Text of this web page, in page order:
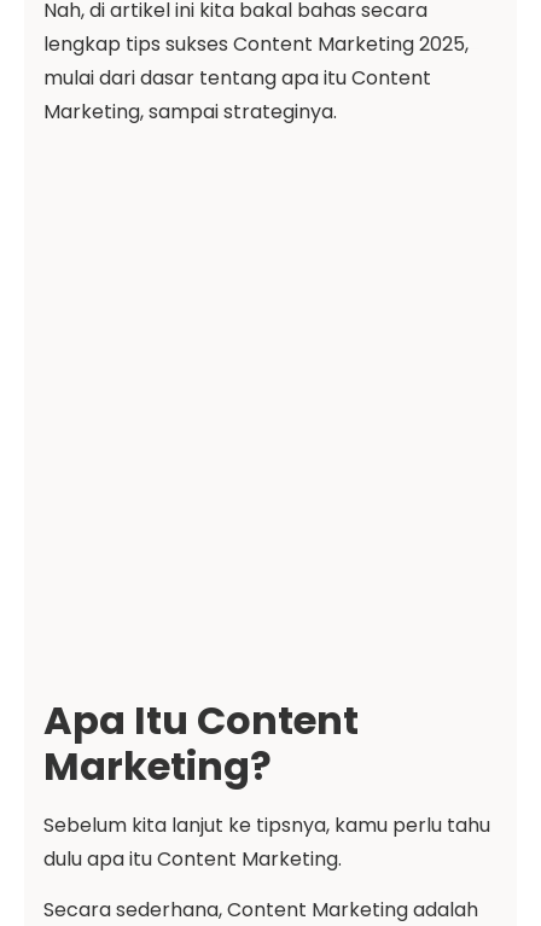
Nah, di artikel ini kita bakal bahas secara
lengkap tips sukses Content Marketing 2025,
mulai dari dasar tentang apa itu Content
Marketing, sampai strateginya.
Apa Itu Content
Marketing?
Sebelum kita lanjut ke tipsnya, kamu perlu tahu
dulu apa itu Content Marketing.
Secara sederhana, Content Marketing adalah